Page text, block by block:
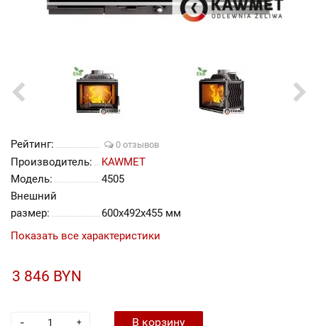
Рейтинг: 0 отзывов
Производитель:
KAWMET
Модель:
4505
Внешний
размер:
600x492x455 мм
Показать все характеристики
3 846 BYN
+
- В корзину